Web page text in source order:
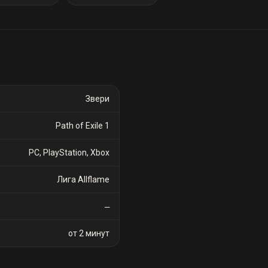
Звери
Path of Exile 1
PC, PlayStation, Xbox
Лига Allflame
—
от 2 минут